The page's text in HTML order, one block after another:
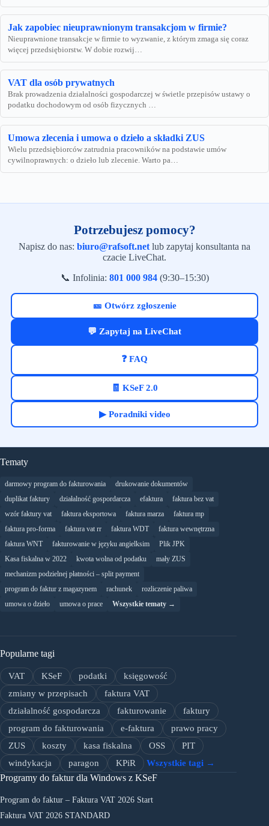
Jak zapobiec nieuprawnionym transakcjom w firmie?
Nieuprawnione transakcje w firmie to wyzwanie, z którym zmaga się coraz
więcej przedsiębiorstw. W dobie rozwij…
VAT dla osób prywatnych
Brak prowadzenia działalności gospodarczej w świetle przepisów ustawy o
podatku dochodowym od osób fizycznych …
Umowa zlecenia i umowa o dzieło a składki ZUS
Wielu przedsiębiorców zatrudnia pracowników na podstawie umów
cywilnoprawnych: o dzieło lub zlecenie. Warto pa…
Potrzebujesz pomocy?
Napisz do nas: biuro@rafsoft.net lub zapytaj konsultanta na
czacie LiveChat.
📞 Infolinia: 801 000 984(9:30–15:30)
🎫 Otwórz zgłoszenie
💬 Zapytaj na LiveChat
❓ FAQ
🧾 KSeF 2.0
▶ Poradniki video
Tematy
darmowy program do fakturowania
drukowanie dokumentów
duplikat faktury
działalność gospordarcza efaktura
faktura bez vat
wzór faktury vat
faktura eksportowa faktura marza
faktura mp
faktura pro-forma
faktura vat rr faktura WDT
faktura wewnętrzna
faktura WNT
fakturowanie w języku angielksim
Plik JPK
Kasa fiskalna w 2022
kwota wolna od podatku
mały ZUS
mechanizm podzielnej płatności – split payment
program do faktur z magazynem
rachunek
rozliczenie paliwa
umowa o dzieło
umowa o prace Wszystkie tematy →
Popularne tagi
VAT KSeF podatki
księgowość
zmiany w przepisach
faktura VAT
działalność gospodarcza
fakturowanie
faktury
program do fakturowania
e-faktura
prawo pracy
ZUS
koszty kasa fiskalna OSS
PIT
windykacja
paragon KPiR Wszystkie tagi →
Programy do faktur dla Windows z KSeF
Program do faktur – Faktura VAT 2026 Start
Faktura VAT 2026 STANDARD